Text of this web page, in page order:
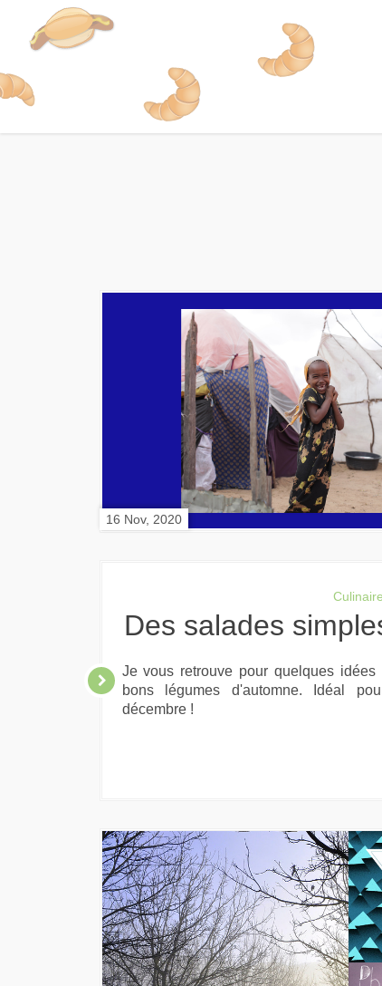
16 Nov, 2020
Culinaire
Des salades
Je vous retrouve pour quelques
bons légumes d'automne. Idéal
décembre !